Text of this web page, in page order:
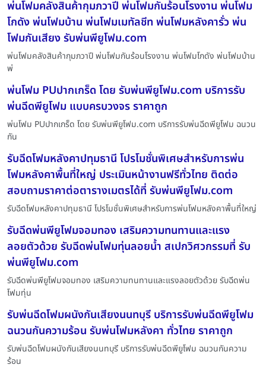
พ่นโฟมคลังสินค้ากุมภวาปี พ่นโฟมกันร้อนโรงงาน พ่นโฟม
โกดัง พ่นโฟมบ้าน พ่นโฟมเมทัลชีท พ่นโฟมหลังคารั่ว พ่น
โฟมกันเสียง รับพ่นพียูโฟม.com
พ่นโฟมคลังสินค้ากุมภวาปี พ่นโฟมกันร้อนโรงงาน พ่นโฟมโกดัง พ่นโฟมบ้าน
พ่
พ่นโฟม PUปากเกร็ด โดย รับพ่นพียูโฟม.com บริการรับ
พ่นฉีดพียูโฟม แบบครบวงจร ราคาถูก
พ่นโฟม PUปากเกร็ด โดย รับพ่นพียูโฟม.com บริการรับพ่นฉีดพียูโฟม ฉนวน
กัน
รับฉีดโฟมหลังคาปทุมธานี โปรโมชั่นพิเศษสำหรับการพ่น
โฟมหลังคาพื้นที่ใหญ่ ประเมินหน้างานฟรีทั่วไทย ติดต่อ
สอบถามราคาต่อตารางเมตรได้ที่ รับพ่นพียูโฟม.com
รับฉีดโฟมหลังคาปทุมธานี โปรโมชั่นพิเศษสำหรับการพ่นโฟมหลังคาพื้นที่ใหญ่
รับฉีดพ่นพียูโฟมจอมทอง เสริมความทนทานและแรง
ลอยตัวด้วย รับฉีดพ่นโฟมทุ่นลอยน้ำ สเปกวิศวกรรมที่ รับ
พ่นพียูโฟม.com
รับฉีดพ่นพียูโฟมจอมทอง เสริมความทนทานและแรงลอยตัวด้วย รับฉีดพ่น
โฟมทุ่น
รับพ่นฉีดโฟมผนังกันเสียงนนทบุรี บริการรับพ่นฉีดพียูโฟม
ฉนวนกันความร้อน รับพ่นโฟมหลังคา ทั่วไทย ราคาถูก
รับพ่นฉีดโฟมผนังกันเสียงนนทบุรี บริการรับพ่นฉีดพียูโฟม ฉนวนกันความ
ร้อน